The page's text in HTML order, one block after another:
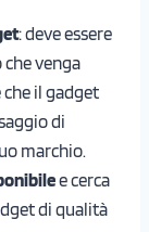
: deve essere
venga
il gadget
di
marchio.
e cerca
di qualità